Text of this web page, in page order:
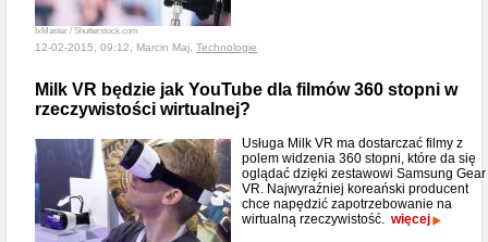
IxMaster / Shutterstock.com
12-02-2015, 09:12, Marcin Maj, Technologie
Milk VR będzie jak YouTube dla filmów 360 stopni w
rzeczywistości wirtualnej?
Usługa Milk VR ma dostarczać filmy z
polem widzenia 360 stopni, które da się
oglądać dzięki zestawowi Samsung Gear
VR. Najwyraźniej koreański producent
chce napędzić zapotrzebowanie na
wirtualną rzeczywistość. więcej